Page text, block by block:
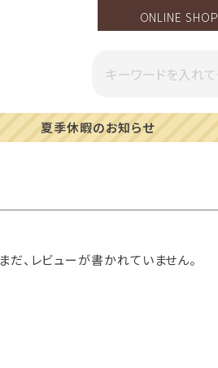
ONLINE SHOP
一部地域への配送遅延のご案内
まだ、レビューが書かれていません。